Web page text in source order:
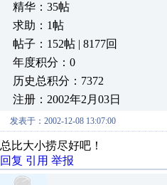
精华：35帖
求助：1帖
帖子：152帖 | 8177回
年度积分：0
历史总积分：7372
注册：2002年2月03日
发表于：2002-12-08 13:07:00
总比大小捞尽好吧！
回复 引用 举报